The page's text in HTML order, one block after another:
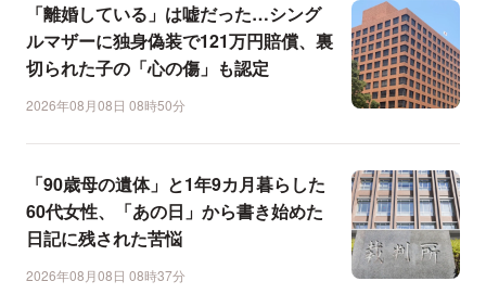
「離婚している」は嘘だった…シング
ルマザーに独身偽装で121万円賠償、裏
切られた子の「心の傷」も認定
2026年08月08日 08時50分
「90歳母の遺体」と1年9カ月暮らした
60代女性、「あの日」から書き始めた
日記に残された苦悩
2026年08月08日 08時37分